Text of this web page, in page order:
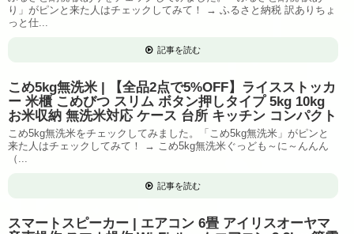
り」がピンと来た人はチェックしてみて！ → ふるさと納税 訳ありちょ
っと仕...
記事を読む
こめ5kg無洗米 | 【全品2点で5%OFF】ライスストッカ
ー 米櫃 こめびつ スリム ボタン押しタイプ 5kg 10kg
お米収納 無洗米対応 ケース 台所 キッチン コンパクト
こめ5kg無洗米をチェックしてみました。「こめ5kg無洗米」がピンと
来た人はチェックしてみて！ → こめ5kg無洗米ぐっども～に～んんん
（...
記事を読む
スマートスピーカー | エアコン 6畳 アイリスオーヤマ